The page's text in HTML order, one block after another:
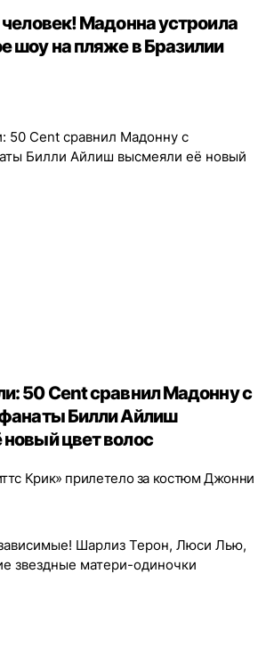
человек! Мадонна устроила
шоу на пляже в Бразилии
50 Cent сравнил Мадонну с
Билли Айлиш
цвет волос
Крик» прилетело за костюм Джонни